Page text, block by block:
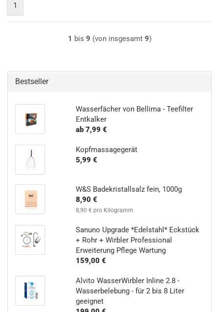
1
1 bis 9 (von insgesamt 9)
Bestseller
Wasserfächer von Bellima - Teefilter
Entkalker
ab 7,99 €
Kopfmassagegerät
5,99 €
W&S Badekristallsalz fein, 1000g
8,90 €
8,90 € pro Kilogramm
Sanuno Upgrade *Edelstahl* Eckstück
+ Rohr + Wirbler Professional
Erweiterung Pflege Wartung
159,00 €
Alvito WasserWirbler Inline 2.8 -
Wasserbelebung - für 2 bis 8 Liter
geeignet